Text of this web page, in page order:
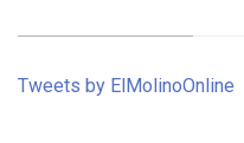
Tweets by ElMolinoOnline